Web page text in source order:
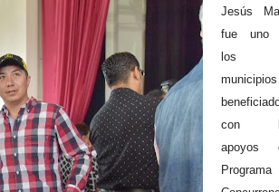
Jesús
fue uno
los
municipios
con
apoyos
Programa